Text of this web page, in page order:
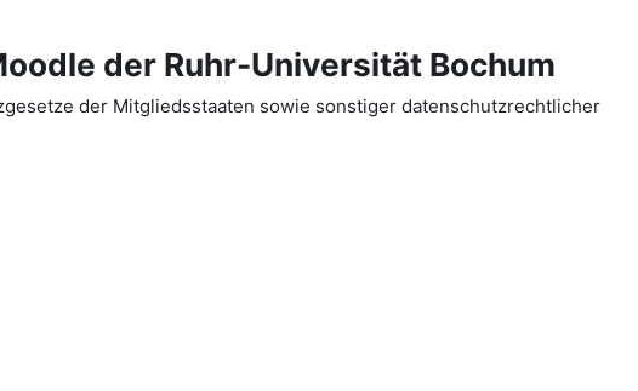
der Ruhr-Universität Bochum
der Mitgliedsstaaten sowie sonstiger datenschutzrechtlicher